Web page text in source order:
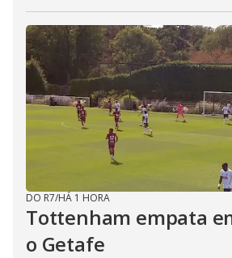
DO R7/HÁ 1 HORA
Tottenham empata
o Getafe